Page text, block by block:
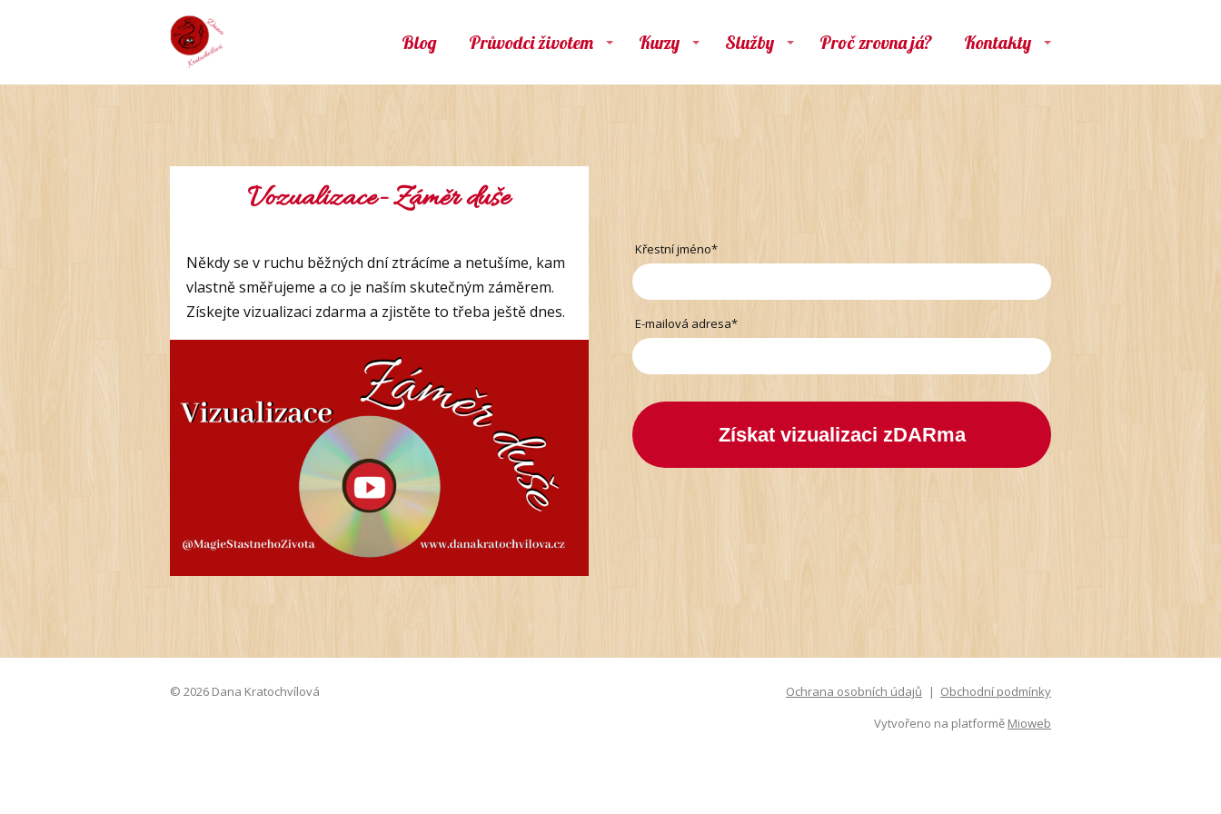
Blog Průvodci životem Kurzy Služby Proč zrovna já? Kontakty
Vozualizace- Záměr duše
Někdy se v ruchu běžných dní ztrácíme a netušíme, kam
vlastně směřujeme a co je naším skutečným záměrem.
Získejte vizualizaci zdarma a zjistěte to třeba ještě dnes.
Křestní jméno*
E-mailová adresa*
Získat vizualizaci zDARma
Ochrana osobních údajů Obchodní podmínky
© 2026 Dana Kratochvílová
Vytvořeno na platformě Mioweb